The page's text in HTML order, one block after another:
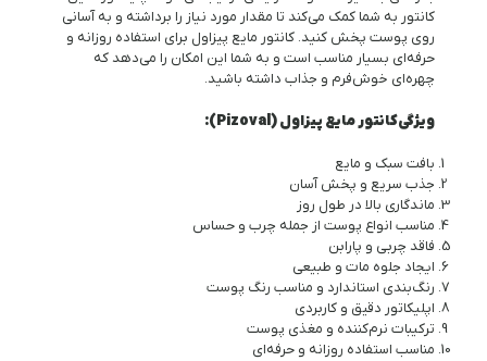
کانتور به شما کمک می‌کند تا مقدار مورد نیاز را برداشته و به آسانی
روی پوست پخش کنید. کانتور مایع پیزاول برای استفاده روزانه و
حرفه‌ای بسیار مناسب است و به شما این امکان را می‌دهد که
چهره‌ای خوش‌فرم و جذاب داشته باشید.
ویژگی‌کانتور مایع پیزاول (Pizoval) :
بافت سبک و مایع
جذب سریع و پخش آسان
ماندگاری بالا در طول روز
مناسب انواع پوست از جمله چرب و حساس
فاقد چربی و پارابن
ایجاد جلوه مات و طبیعی
رنگ‌بندی استاندارد و مناسب رنگ پوست
اپلیکاتور دقیق و کاربردی
ترکیبات نرم‌کننده و مغذی پوست
مناسب استفاده روزانه و حرفه‌ای